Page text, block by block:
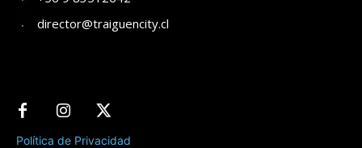
director@traiguencity.cl
Política de Privacidad